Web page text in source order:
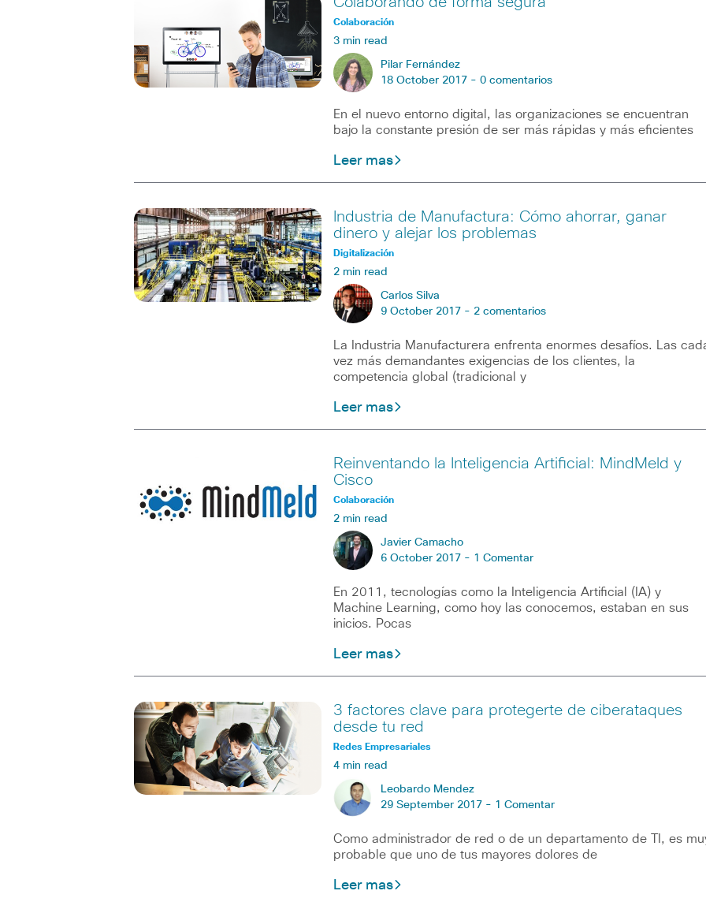
Colaboración
3 min read
Pilar Fernández
18 October 2017 - 0 comentarios
En el nuevo entorno digital, las organizaciones se encuentran
bajo la constante presión de ser más rápidas y más eficientes
Leer mas
Industria de Manufactura: Cómo ahorrar, ganar
dinero y alejar los problemas
Digitalización
2 min read
Carlos Silva
9 October 2017 - 2 comentarios
La Industria Manufacturera enfrenta enormes desafíos. Las
vez más demandantes exigencias de los clientes, la
competencia global (tradicional y
Leer mas
Reinventando la Inteligencia Artificial: MindMeld y
Cisco
Colaboración
2 min read
Javier Camacho
6 October 2017 - 1 Comentar
En 2011, tecnologías como la Inteligencia Artificial (IA) y
Machine Learning, como hoy las conocemos, estaban en sus
inicios. Pocas
Leer mas
3 factores clave para protegerte de ciberataques
desde tu red
Redes Empresariales
4 min read
Leobardo Mendez
29 September 2017 - 1 Comentar
Como administrador de red o de un departamento de TI, es
probable que uno de tus mayores dolores de
Leer mas